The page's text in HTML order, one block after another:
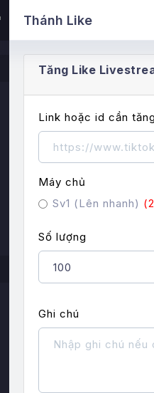
Thánh Like
Tăng Like
Link hoặc id cần tăng
Máy chủ
Sv1 (Lên nhanh)
Số lượng
Ghi chú